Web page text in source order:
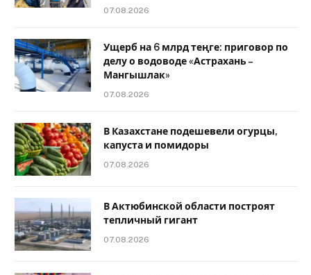
07.08.2026
Ущерб на 6 млрд теңге: приговор по
делу о водоводе «Астрахань –
Мангышлак»
07.08.2026
В Казахстане подешевели огурцы,
капуста и помидоры
07.08.2026
В Актюбинской области построят
тепличный гигант
07.08.2026